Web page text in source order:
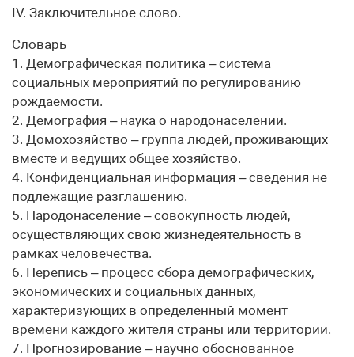
IV. Заключительное слово.
Словарь
1. Демографическая политика – система
социальных мероприятий по регулированию
рождаемости.
2. Демография – наука о народонаселении.
3. Домохозяйство – группа людей, проживающих
вместе и ведущих общее хозяйство.
4. Конфиденциальная информация – сведения не
подлежащие разглашению.
5. Народонаселение – совокупность людей,
осуществляющих свою жизнедеятельность в
рамках человечества.
6. Перепись – процесс сбора демографических,
экономических и социальных данных,
характеризующих в определенный момент
времени каждого жителя страны или территории.
7. Прогнозирование – научно обоснованное